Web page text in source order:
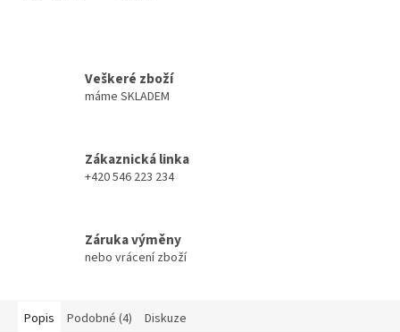
Veškeré zboží
máme SKLADEM
Zákaznická linka
+420 546 223 234
Záruka výměny
nebo vrácení zboží
Popis Podobné (4) Diskuze